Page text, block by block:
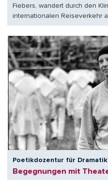
Fiebers, wandert durch den
internationalen Reiseverkehr
Poetikdozentur für Dramatik
Begegnungen mit